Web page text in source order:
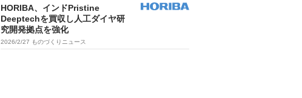
HORIBA、インドPristine
Deeptechを買収し人工ダイヤ研
究開発拠点を強化
2026/2/27 ものづくりニュース